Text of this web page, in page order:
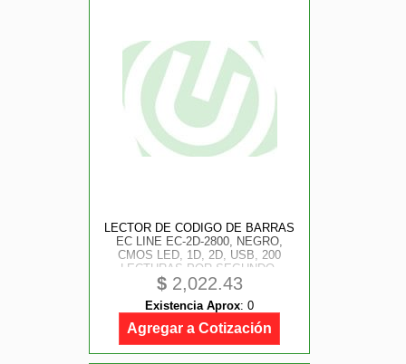
LECTOR DE CODIGO DE BARRAS
EC LINE EC-2D-2800, NEGRO,
CMOS LED, 1D, 2D, USB, 200
LECTURAS POR SEGUNDO,
OMNIDIRECCIONAL
$2,022.43
Existencia Aprox: 0
Agregar a Cotización